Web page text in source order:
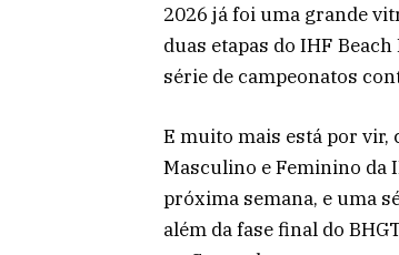
2026 já foi uma grande
duas etapas do IHF
série de campeonatos
E muito mais está por vir,
Masculino e Feminino da
próxima semana, e uma
além da fase final do